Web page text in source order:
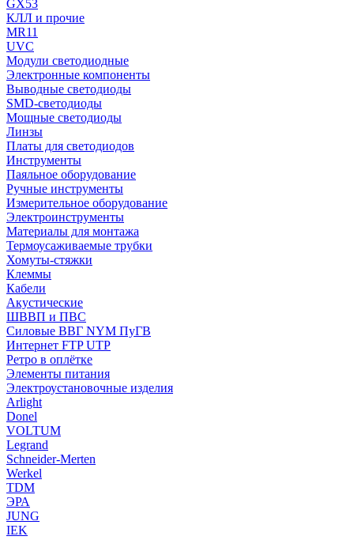
GX53
КЛЛ и прочие
MR11
UVC
Модули светодиодные
Электронные компоненты
Выводные светодиоды
SMD-светодиоды
Мощные светодиоды
Линзы
Платы для светодиодов
Инструменты
Паяльное оборудование
Ручные инструменты
Измерительное оборудование
Электроинструменты
Материалы для монтажа
Термоусаживаемые трубки
Хомуты-стяжки
Клеммы
Кабели
Акустические
ШВВП и ПВС
Силовые ВВГ NYM ПуГВ
Интернет FTP UTP
Ретро в оплётке
Элементы питания
Электроустановочные изделия
Arlight
Donel
VOLTUM
Legrand
Schneider-Merten
Werkel
TDM
ЭРА
JUNG
IEK